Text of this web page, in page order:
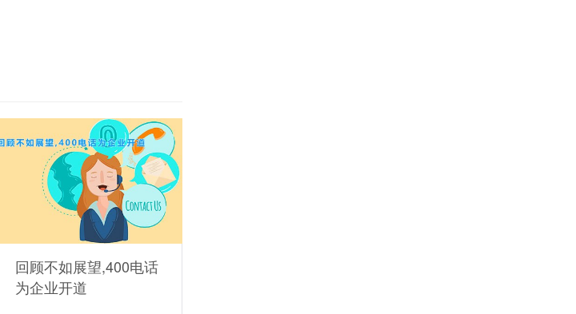
回顾不如展望,400电话
为企业开道